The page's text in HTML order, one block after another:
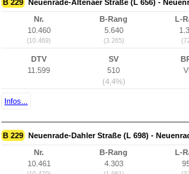
B 229 Neuenrade-Altenaer Straße (L 656) -
Nr.
10.460
(10.469)
B-Rang
5.640
(3.265)
L-
DTV
11.599
SV
510
(4,4%)
Infos...
B 229 Neuenrade-Dahler Straße (L 698) -
Nr.
10.461
B-Rang
4.303
L-